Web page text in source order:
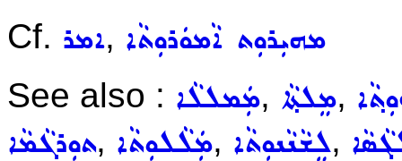
Cf. ܐܡܪ, ܡܗܝܼܪܘܼܬ ܐܵܡܘܿܪܘܼܬܵܐ
See also : ܡܲܡܠܠܵܐ, ܡܸܠܬ݂ܵܐ,
ܬܘܼܪܓܵܡܵܐ, ܡܲܠܵܠܘܼܬܵܐ, ܠܸܫܵܢܵܢܘܼܬܵܐ,